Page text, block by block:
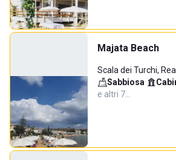
Majata Beach
Scala dei Turchi,
Sabbiosa·
e altri 7…